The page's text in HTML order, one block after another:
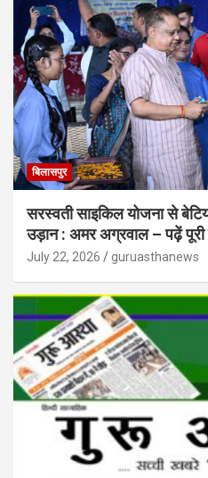
बिलासपुर
सरस्वती साइकिल योजना से
उड़ान : अमर अग्रवाल – पढ़ें
July 22, 2026 guruasthanews